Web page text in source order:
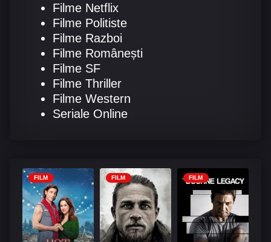
Filme Netflix
Filme Politiste
Filme Razboi
Filme Românești
Filme SF
Filme Thriller
Filme Western
Seriale Online
FILM FILM FILM